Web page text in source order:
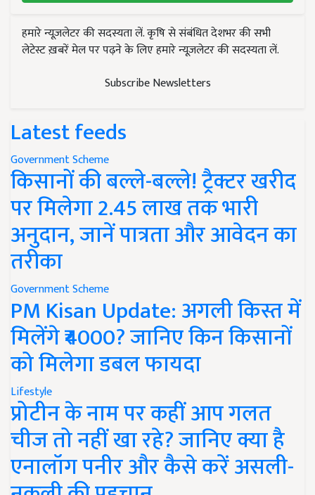
हमारे न्यूज़लेटर की सदस्यता लें. कृषि से संबंधित देशभर की सभी
लेटेस्ट ख़बरें मेल पर पढ़ने के लिए हमारे न्यूज़लेटर की सदस्यता लें.
Subscribe Newsletters
Latest feeds
Government Scheme
किसानों की बल्ले-बल्ले! ट्रैक्टर खरीद
पर मिलेगा 2.45 लाख तक भारी
अनुदान, जानें पात्रता और आवेदन का
तरीका
Government Scheme
PM Kisan Update: अगली किस्त में
मिलेंगे ₹4000? जानिए किन किसानों
को मिलेगा डबल फायदा
Lifestyle
प्रोटीन के नाम पर कहीं आप गलत
चीज तो नहीं खा रहे? जानिए क्या है
एनालॉग पनीर और कैसे करें असली-